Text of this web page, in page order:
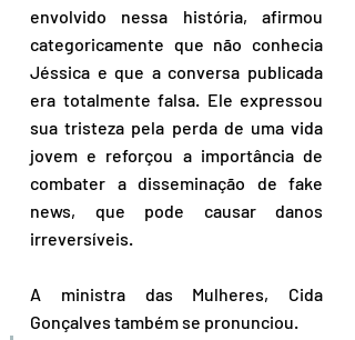
envolvido nessa história, afirmou
categoricamente que não conhecia
Jéssica e que a conversa publicada
era totalmente falsa. Ele expressou
sua tristeza pela perda de uma vida
jovem e reforçou a importância de
combater a disseminação de fake
news, que pode causar danos
irreversíveis.
A ministra das Mulheres, Cida
Gonçalves também se pronunciou.